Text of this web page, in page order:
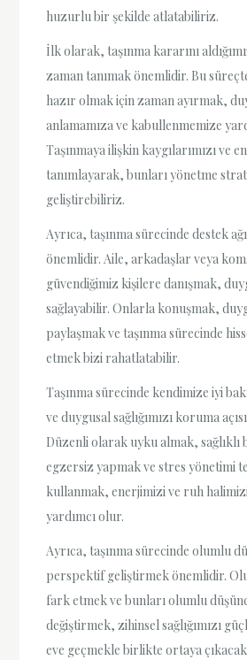
huzurlu bir şekilde atlatabiliriz.
İlk olarak, taşınma kararını
zaman tanımak önemlidir. Bu
hazır olmak için zaman ayırmak,
anlamamıza ve kabullenmemize
Taşınmaya ilişkin kaygılarımızı ve
tanımlayarak, bunları yönetme
geliştirebiliriz.
Ayrıca, taşınma sürecinde destek
önemlidir. Aile, arkadaşlar veya
güvendiğimiz kişilere danışmak,
sağlayabilir. Onlarla konuşmak,
paylaşmak ve taşınma sürecinde
etmek bizi rahatlatabilir.
Taşınma sürecinde kendimize iyi
ve duygusal sağlığımızı koruma
Düzenli olarak uyku almak, sağlıklı
egzersiz yapmak ve stres yönetimi
kullanmak, enerjimizi ve ruh
yardımcı olur.
Ayrıca, taşınma sürecinde olumlu
perspektif geliştirmek önemlidir.
fark etmek ve bunları olumlu
değiştirmek, zihinsel sağlığımızı
eve geçmekle birlikte ortaya